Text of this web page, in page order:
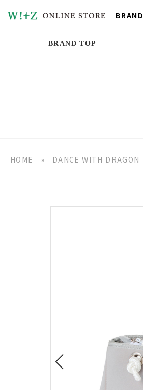
BRAND
BRAND TOP
HOME » DANCE WITH DRAGON